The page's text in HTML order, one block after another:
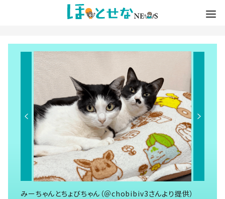
みーちゃんとちょびちゃん（＠chobibiv3さんより提供）